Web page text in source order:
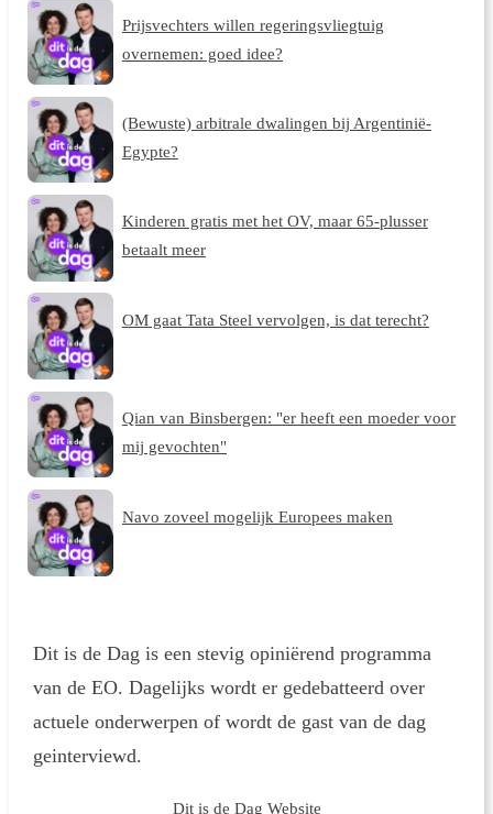
Prijsvechters willen regeringsvliegtuig
overnemen: goed idee?
(Bewuste) arbitrale dwalingen bij Argentinië-
Egypte?
Kinderen gratis met het OV, maar 65-plusser
betaalt meer
OM gaat Tata Steel vervolgen, is dat terecht?
Qian van Binsbergen: "er heeft een moeder voor
mij gevochten"
Navo zoveel mogelijk Europees maken
Dit is de Dag is een stevig opiniërend programma
van de EO. Dagelijks wordt er gedebatteerd over
actuele onderwerpen of wordt de gast van de dag
geinterviewd.
Dit is de Dag Website